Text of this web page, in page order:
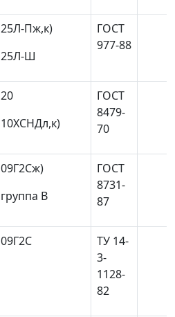
25Л-Пж,к)
25Л-Ш
ГОСТ
977-88
20
10ХСНДл,к)
ГОСТ
8479-
70
09Г2Сж)
группа В
ГОСТ
8731-
87
09Г2С
ТУ 14-
3-
1128-
82